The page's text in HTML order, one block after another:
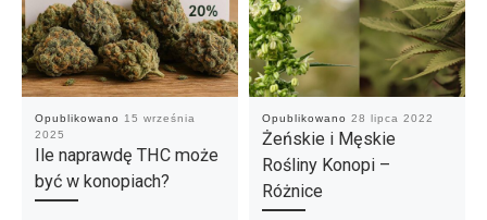
Opublikowano
15 września
2025
Ile naprawdę THC może
być w konopiach?
Opublikowano 28 lipca 2022
Żeńskie i Męskie
Rośliny Konopi –
Różnice